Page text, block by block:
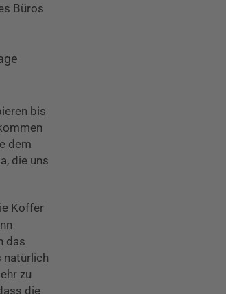
Büros
bis
dem
die uns
Koffer
das
natürlich
zu
die